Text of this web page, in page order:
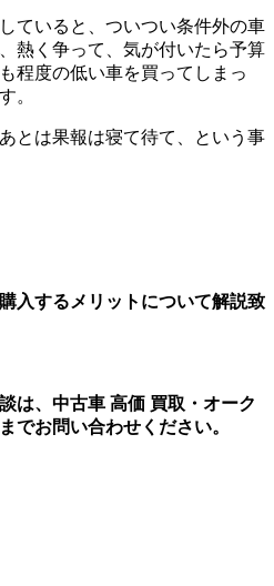
ていると、ついつい条件外の車
熱く争って、気が付いたら予算
程度の低い車を買ってしまっ
。
とは果報は寝て待て、という事
入するメリットについて解説致
は、中古車 高価 買取・オーク
までお問い合わせください。